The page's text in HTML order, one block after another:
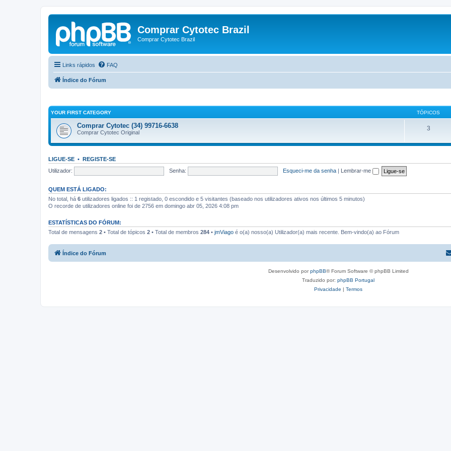
Comprar Cytotec Brazil
Comprar Cytotec Brazil
Links rápidos FAQ
Índice do Fórum
YOUR FIRST CATEGORY TÓPICOS
Comprar Cytotec (34) 99716-6638
Comprar Cytotec Original
3
LIGUE-SE • REGISTE-SE
Utilizador:
Senha: Esqueci-me da senha | Lembrar-me
QUEM ESTÁ LIGADO:
No total, há 6 utilizadores ligados :: 1 registado, 0 escondido e 5 visitantes (baseado nos utilizadores ativos nos últimos 5 minutos)
O recorde de utilizadores online foi de 2756 em domingo abr 05, 2026 4:08 pm
ESTATÍSTICAS DO FÓRUM:
Total de mensagens 2 • Total de tópicos 2 • Total de membros 284 • jmViago é o(a) nosso(a) Utilizador(a) mais recente. Bem-vindo(a) ao Fórum
Índice do Fórum
Desenvolvido porphpBB® Forum Software © phpBB Limited
Traduzido por: phpBB Portugal
Privacidade | Termos